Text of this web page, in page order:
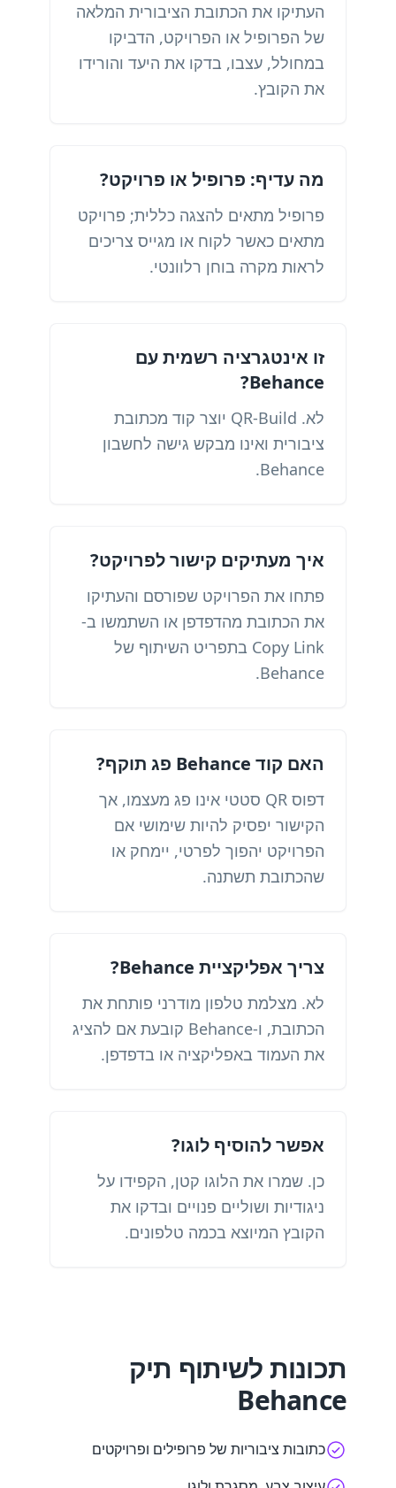
העתיקו את הכתובת הציבורית המלאה
של הפרופיל או הפרויקט, הדביקו
במחולל, עצבו, בדקו את היעד והורידו
את הקובץ.
מה עדיף: פרופיל או פרויקט?
פרופיל מתאים להצגה כללית; פרויקט
מתאים כאשר לקוח או מגייס צריכים
לראות מקרה בוחן רלוונטי.
זו אינטגרציה רשמית עם
Behance?
לא. QR-Build יוצר קוד מכתובת
ציבורית ואינו מבקש גישה לחשבון
Behance.
איך מעתיקים קישור לפרויקט?
פתחו את הפרויקט שפורסם והעתיקו
את הכתובת מהדפדפן או השתמשו ב-
Copy Link בתפריט השיתוף של
Behance.
האם קוד Behance פג תוקף?
דפוס QR סטטי אינו פג מעצמו, אך
הקישור יפסיק להיות שימושי אם
הפרויקט יהפוך לפרטי, יימחק או
שהכתובת תשתנה.
צריך אפליקציית Behance?
לא. מצלמת טלפון מודרני פותחת את
הכתובת, ו-Behance קובעת אם להציג
את העמוד באפליקציה או בדפדפן.
אפשר להוסיף לוגו?
כן. שמרו את הלוגו קטן, הקפידו על
ניגודיות ושוליים פנויים ובדקו את
הקובץ המיוצא בכמה טלפונים.
תכונות לשיתוף תיק
Behance
כתובות ציבוריות של פרופילים ופרויקטים